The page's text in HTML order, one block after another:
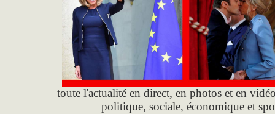
toute l'actualité en direct, en photos et en
politique, sociale, économique et